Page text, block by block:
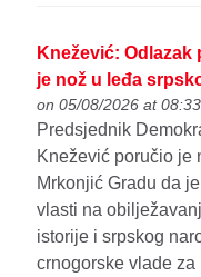
Knežević: Odlazak
je nož u leđa
on 05/08/2026 at 08:33
Predsjednik
Knežević poručio je
Mrkonjić Gradu da
vlasti na
istorije i srpskog
crnogorske vlade